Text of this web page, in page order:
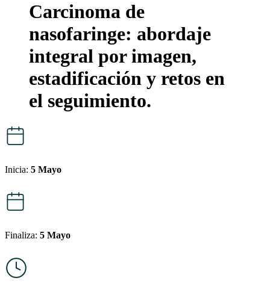
Carcinoma de
nasofaringe: abordaje
integral por imagen,
estadificación y retos en
el seguimiento.
Inicia: 5 Mayo
Finaliza: 5 Mayo